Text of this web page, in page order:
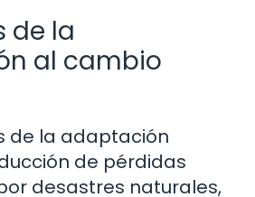
de la
al cambio
de la adaptación
de pérdidas
desastres naturales,